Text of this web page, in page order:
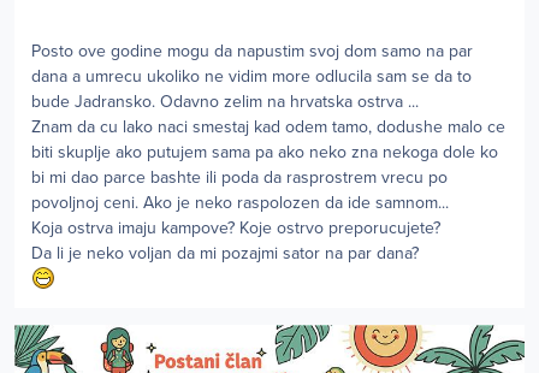
Posto ove godine mogu da napustim svoj dom samo na par
dana a umrecu ukoliko ne vidim more odlucila sam se da to
bude Jadransko. Odavno zelim na hrvatska ostrva ...
Znam da cu lako naci smestaj kad odem tamo, dodushe malo ce
biti skuplje ako putujem sama pa ako neko zna nekoga dole ko
bi mi dao parce bashte ili poda da rasprostrem vrecu po
povoljnoj ceni. Ako je neko raspolozen da ide samnom...
Koja ostrva imaju kampove? Koje ostrvo preporucujete?
Da li je neko voljan da mi pozajmi sator na par dana?